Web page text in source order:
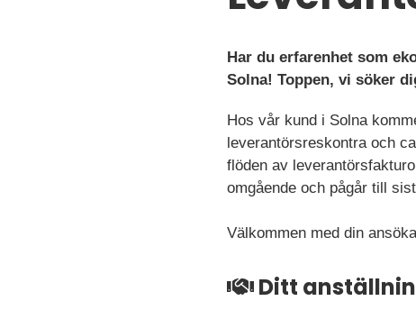
Har du erfarenhet som
Solna! Toppen, vi söker
Hos vår kund i Solna
leverantörsreskontra och
flöden av
omgående och pågår till
Välkommen med din
Ditt